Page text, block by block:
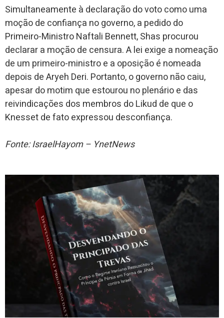
Simultaneamente à declaração do voto como uma
moção de confiança no governo, a pedido do
Primeiro-Ministro Naftali Bennett, Shas procurou
declarar a moção de censura. A lei exige a nomeação
de um primeiro-ministro e a oposição é nomeada
depois de Aryeh Deri. Portanto, o governo não caiu,
apesar do motim que estourou no plenário e das
reivindicações dos membros do Likud de que o
Knesset de fato expressou desconfiança.
Fonte: IsraelHayom – YnetNews